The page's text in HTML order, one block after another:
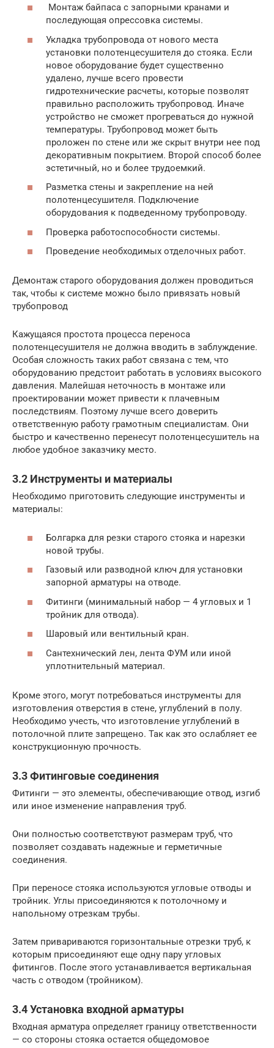
Монтаж байпаса с запорными кранами и
последующая опрессовка системы.
Укладка трубопровода от нового места
установки полотенцесушителя до стояка. Если
новое оборудование будет существенно
удалено, лучше всего провести
гидротехнические расчеты, которые позволят
правильно расположить трубопровод. Иначе
устройство не сможет прогреваться до нужной
температуры. Трубопровод может быть
проложен по стене или же скрыт внутри нее под
декоративным покрытием. Второй способ более
эстетичный, но и более трудоемкий.
Разметка стены и закрепление на ней
полотенцесушителя. Подключение
оборудования к подведенному трубопроводу.
Проверка работоспособности системы.
Проведение необходимых отделочных работ.
Демонтаж старого оборудования должен проводиться
так, чтобы к системе можно было привязать новый
трубопровод
Кажущаяся простота процесса переноса
полотенцесушителя не должна вводить в заблуждение.
Особая сложность таких работ связана с тем, что
оборудованию предстоит работать в условиях высокого
давления. Малейшая неточность в монтаже или
проектировании может привести к плачевным
последствиям. Поэтому лучше всего доверить
ответственную работу грамотным специалистам. Они
быстро и качественно перенесут полотенцесушитель на
любое удобное заказчику место.
3.2 Инструменты и материалы
Необходимо приготовить следующие инструменты и
материалы:
Болгарка для резки старого стояка и нарезки
новой трубы.
Газовый или разводной ключ для установки
запорной арматуры на отводе.
Фитинги (минимальный набор — 4 угловых и 1
тройник для отвода).
Шаровый или вентильный кран.
Сантехнический лен, лента ФУМ или иной
уплотнительный материал.
Кроме этого, могут потребоваться инструменты для
изготовления отверстия в стене, углублений в полу.
Необходимо учесть, что изготовление углублений в
потолочной плите запрещено. Так как это ослабляет ее
конструкционную прочность.
3.3 Фитинговые соединения
Фитинги — это элементы, обеспечивающие отвод, изгиб
или иное изменение направления труб.
Они полностью соответствуют размерам труб, что
позволяет создавать надежные и герметичные
соединения.
При переносе стояка используются угловые отводы и
тройник. Углы присоединяются к потолочному и
напольному отрезкам трубы.
Затем привариваются горизонтальные отрезки труб, к
которым присоединяют еще одну пару угловых
фитингов. После этого устанавливается вертикальная
часть с отводом (тройником).
3.4 Установка входной арматуры
Входная арматура определяет границу ответственности
— со стороны стояка остается общедомовое